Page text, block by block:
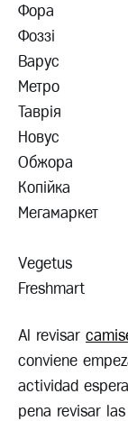
Фора
Фоззі
Варус
Метро
Таврія
Новус
Обжора
Копійка
Мегамаркет
Vegetus
Freshmart
Al revisar
conviene
actividad
pena revisar